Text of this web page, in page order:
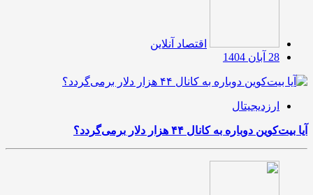
اقتصاد آنلاین
28 آبان 1404
ارزدیجیتال
آیا بیت‌کوین دوباره به کانال ۴۴ هزار دلار برمی‌گردد؟